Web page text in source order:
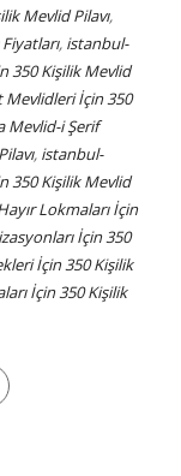
Mevlid Pilavı,
, istanbul-
350 Kişilik Mevlid
İçin 350
Mevlid-i Şerif
, istanbul-
350 Kişilik Mevlid
Lokmaları İçin
İçin 350
İçin 350 Kişilik
İçin 350 Kişilik